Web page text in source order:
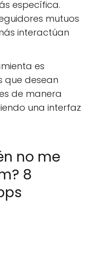
específica.
mutuos
interactúan
es
que desean
de manera
una interfaz
no me
8